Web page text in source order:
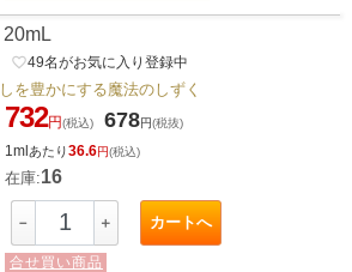
favorite_border49名がお気に入り登録中
を豊かにする魔法のしずく
732円(税込) 678円(税抜)
1mlあたり36.6円(税込)
在庫:16
－ ＋ カートへ
合せ買い商品